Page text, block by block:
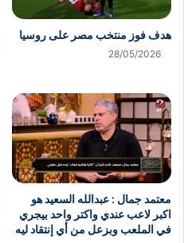
هدف فوز منتخب مصر على روسيا
28/05/2026
معتمد جمال : عبدالله السعيد هو
اكبر لاعب عندي واكتر واحد بيجري
في الملعب وبزعل من أي إنتقاد ليه